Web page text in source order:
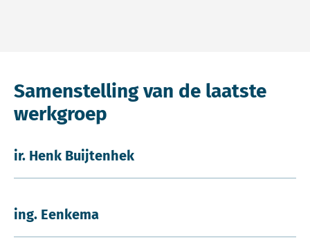
Samenstelling van de laatste
werkgroep
ir. Henk Buijtenhek
ing. Eenkema